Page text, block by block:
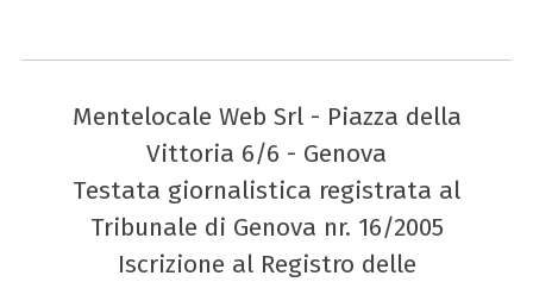
Mentelocale Web Srl - Piazza della
Vittoria 6/6 - Genova
Testata giornalistica registrata al
Tribunale di Genova nr. 16/2005
Iscrizione al Registro delle